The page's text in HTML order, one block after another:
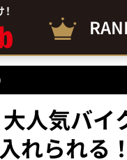
大人気バ
れられる